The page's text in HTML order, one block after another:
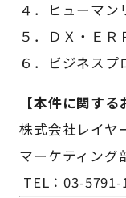
４．ヒューマン
５．ＤＸ・ＥＲ
６．ビジネスプ
【本件に関する
株式会社レイヤ
マーケティング
TEL：03-5791-